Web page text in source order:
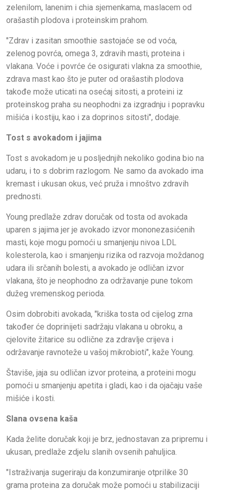
zelenilom, lanenim i chia sjemenkama, maslacem od
orašastih plodova i proteinskim prahom.
"Zdrav i zasitan smoothie sastojaće se od voća,
zelenog povrća, omega 3, zdravih masti, proteina i
vlakana. Voće i povrće će osigurati vlakna za smoothie,
zdrava mast kao što je puter od orašastih plodova
takođe može uticati na osećaj sitosti, a proteini iz
proteinskog praha su neophodni za izgradnju i popravku
mišića i kostiju, kao i za doprinos sitosti", dodaje.
Tost s avokadom i jajima
Tost s avokadom je u posljednjih nekoliko godina bio na
udaru, i to s dobrim razlogom. Ne samo da avokado ima
kremast i ukusan okus, već pruža i mnoštvo zdravih
prednosti.
Young predlaže zdrav doručak od tosta od avokada
uparen s jajima jer je avokado izvor mononezasićenih
masti, koje mogu pomoći u smanjenju nivoa LDL
kolesterola, kao i smanjenju rizika od razvoja moždanog
udara ili srčanih bolesti, a avokado je odličan izvor
vlakana, što je neophodno za održavanje pune tokom
dužeg vremenskog perioda.
Osim dobrobiti avokada, "kriška tosta od cijelog zrna
također će doprinijeti sadržaju vlakana u obroku, a
cjelovite žitarice su odlične za zdravlje crijeva i
održavanje ravnoteže u vašoj mikrobioti", kaže Young.
Štaviše, jaja su odličan izvor proteina, a proteini mogu
pomoći u smanjenju apetita i gladi, kao i da ojačaju vaše
mišiće i kosti.
Slana ovsena kaša
Kada želite doručak koji je brz, jednostavan za pripremu i
ukusan, predlaže zdjelu slanih ovsenih pahuljica.
"Istraživanja sugeriraju da konzumiranje otprilike 30
grama proteina za doručak može pomoći u stabilizaciji